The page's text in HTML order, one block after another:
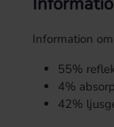
Information
55%
4%
42%